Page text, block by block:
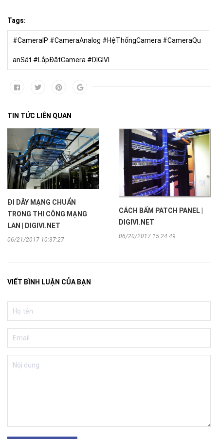
Tags:
#CameraIP #CameraAnalog #HệThốngCamera #CameraQu
anSát #LắpĐặtCamera #DIGIVI
TIN TỨC LIÊN QUAN
ĐI DÂY MẠNG CHUẨN
TRONG THI CÔNG MẠNG
LAN | DIGIVI.NET
06/21/2017 10:37:27
CÁCH BẤM PATCH PANEL |
DIGIVI.NET
06/20/2017 15:24:49
VIẾT BÌNH LUẬN CỦA BẠN